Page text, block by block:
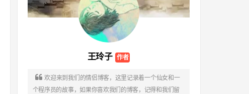
王玲子
 欢迎来到我们的情侣博客，这里记录着一个仙女和一
个程序员的故事，如果你喜欢我们的博客，记得和我们留